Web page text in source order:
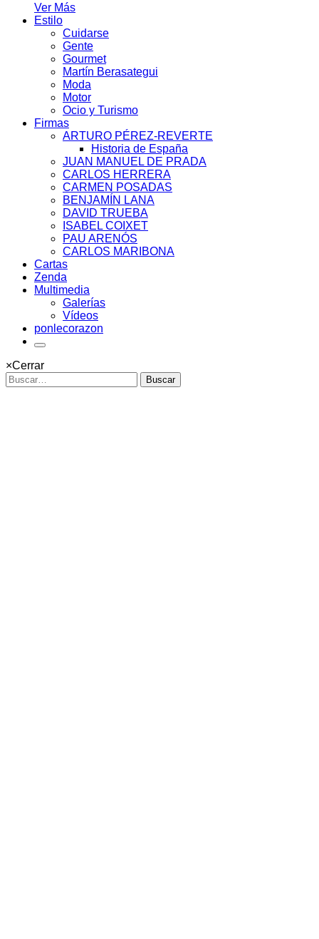
Ver Más
Estilo
Cuidarse
Gente
Gourmet
Martín Berasategui
Moda
Motor
Ocio y Turismo
Firmas
ARTURO PÉREZ-REVERTE
Historia de España
JUAN MANUEL DE PRADA
CARLOS HERRERA
CARMEN POSADAS
BENJAMÍN LANA
DAVID TRUEBA
ISABEL COIXET
PAU ARENÓS
CARLOS MARIBONA
Cartas
Zenda
Multimedia
Galerías
Vídeos
ponlecorazon
×Cerrar
Buscar